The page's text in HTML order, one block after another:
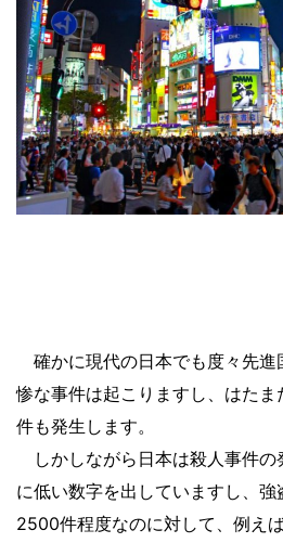
確かに現代の日本でも度々先進
惨な事件は起こりますし、はた
件も発生します。
しかしながら日本は殺人事件の
に低い数字を出していますし、
2500件程度なのに対して、例え